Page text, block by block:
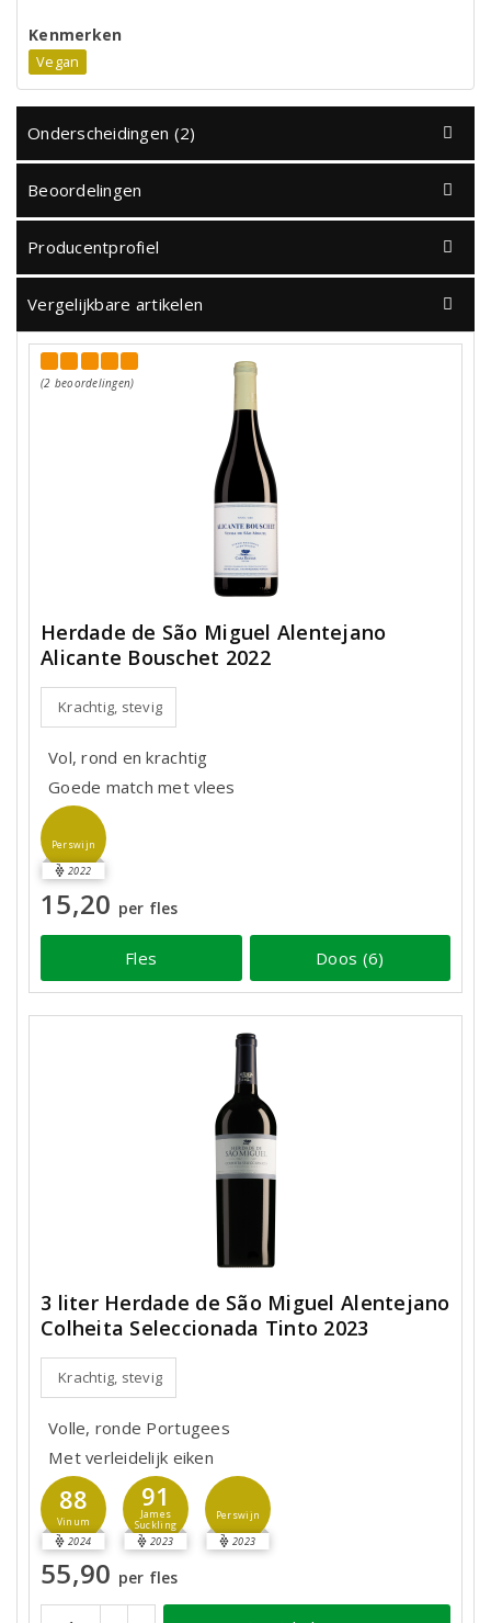
Kenmerken
Vegan
Onderscheidingen (2)
Beoordelingen
Producentprofiel
Vergelijkbare artikelen
(2 beoordelingen)
Herdade de São Miguel Alentejano
Alicante Bouschet 2022
Krachtig, stevig
Vol, rond en krachtig
Goede match met vlees
Perswijn
2022
15,20 per fles
Fles Doos (6)
3 liter Herdade de São Miguel Alentejano
Colheita Seleccionada Tinto 2023
Krachtig, stevig
Volle, ronde Portugees
Met verleidelijk eiken
88
Vinum
2024
91
James
Suckling
2023
Perswijn
2023
55,90 per fles